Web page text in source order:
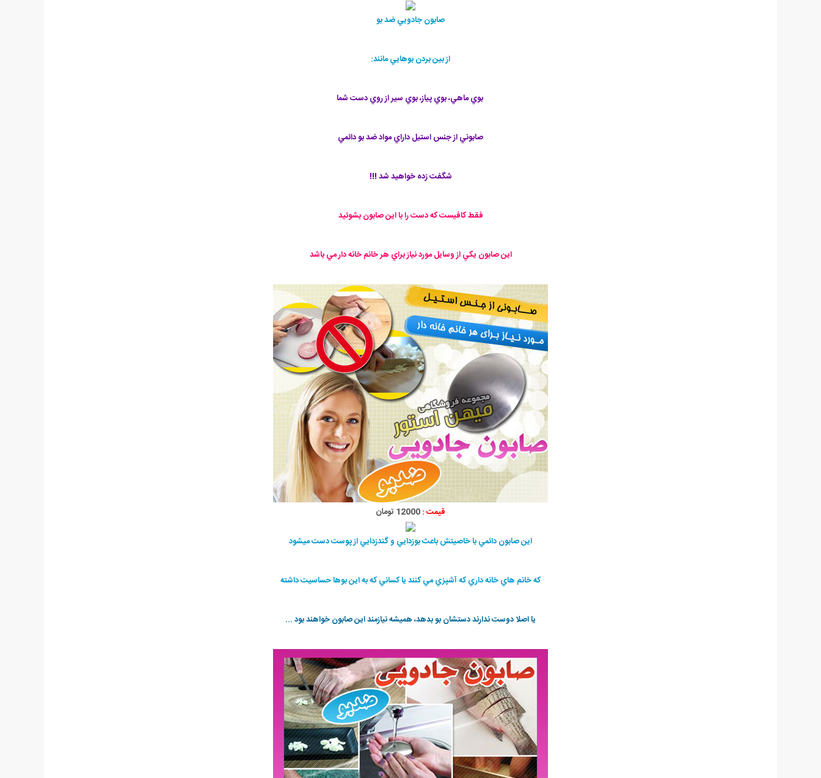
صابون جادويي ضد بو
از بين بردن بوهايي مانند:
بوي ماهي، بوي پياز، بوي سير از روي دست شما
صابوني از جنس استيل داراي مواد ضد بو دائمي
شگفت زده خواهيد شد !!!
فقط كافيست كه دست را با اين صابون بشوئيد
اين صابون يكي از وسايل مورد نياز براي هر خانم خانه دار مي باشد
قیمت :12000 تومان
اين صابون دائمي با خاصيتش باعث بوزدايي و گندزدايي از پوست دست ميشود
كه خانم هاي خانه داري كه آشپزي مي كنند يا كساني كه به اين بوها حساسيت داشته
يا اصلا دوست ندارند دستشان بو بدهد، هميشه نيازمند اين صابون خواهند بود ...